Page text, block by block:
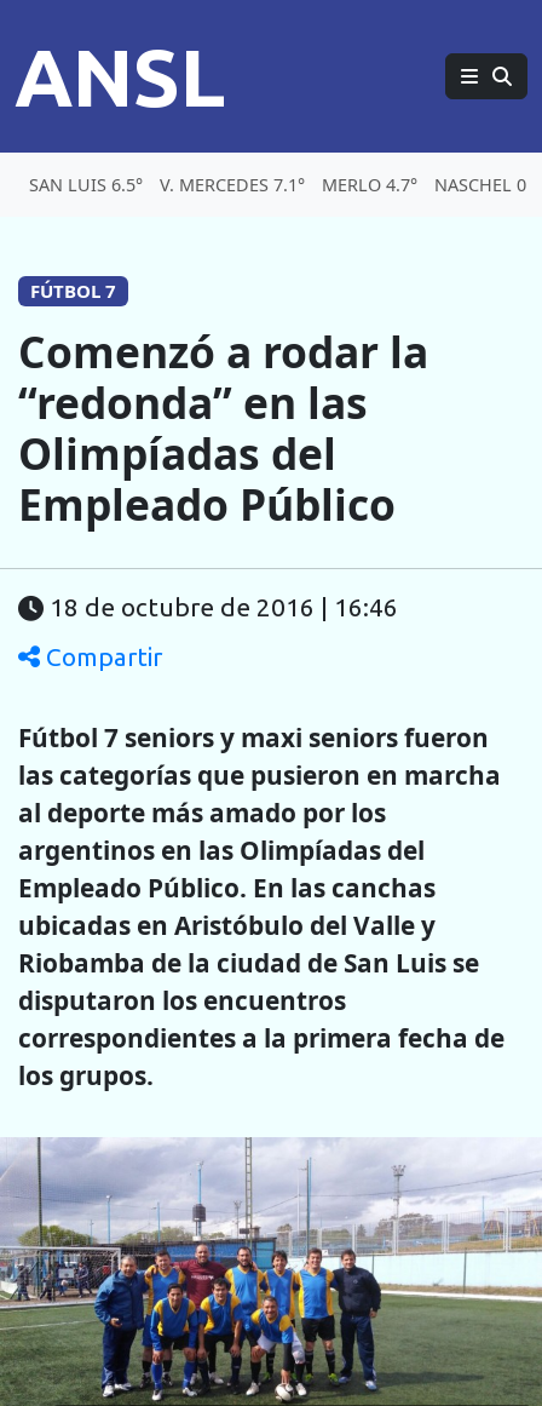
ANSL
SAN LUIS 6.5° V. MERCEDES 7.1° MERLO 4.7° NASCHEL
FÚTBOL 7
Comenzó a rodar la
“redonda” en las
Olimpíadas del
Empleado Público
18 de octubre de 2016 | 16:46
Compartir
Fútbol 7 seniors y maxi seniors fueron
las categorías que pusieron en marcha
al deporte más amado por los
argentinos en las Olimpíadas del
Empleado Público. En las canchas
ubicadas en Aristóbulo del Valle y
Riobamba de la ciudad de San Luis se
disputaron los encuentros
correspondientes a la primera fecha de
los grupos.